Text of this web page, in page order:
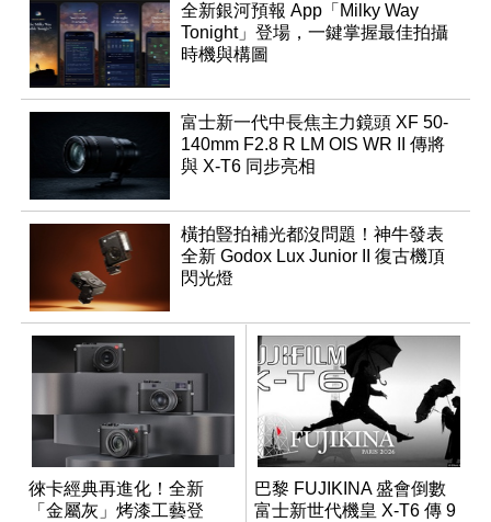
全新銀河預報 App「Milky Way
Tonight」登場，一鍵掌握最佳拍攝
時機與構圖
富士新一代中長焦主力鏡頭 XF 50-
140mm F2.8 R LM OIS WR II 傳將
與 X-T6 同步亮相
橫拍豎拍補光都沒問題！神牛發表
全新 Godox Lux Junior II 復古機頂
閃光燈
徠卡經典再進化！全新
「金屬灰」烤漆工藝登
巴黎 FUJIKINA 盛會倒數
富士新世代機皇 X-T6 傳 9